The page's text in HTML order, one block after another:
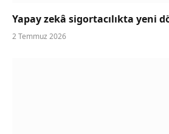
Yapay zekâ sigortacılıkta yeni
2 Temmuz 2026